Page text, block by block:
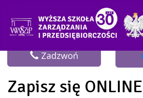
Zadzwoń
Zapisz się ONLINE